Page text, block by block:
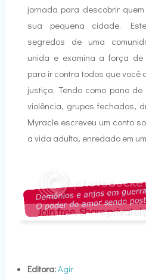
jornada para descobrir
sua pequena cidade.
segredos de uma
unida e examina a força de
para ir contra todos que você
justiça. Tendo como pano
violência, grupos fechados,
Myracle escreveu um conto
a vida adulta, enredado em
Editora:Agir